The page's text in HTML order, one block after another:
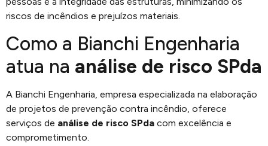
riscos de incêndios e prejuízos materiais.
Como a Bianchi Engenharia
atua na análise de risco SPda
A Bianchi Engenharia, empresa especializada na elaboração
de projetos de prevenção contra incêndio, oferece
serviços de análise de risco SPda com excelência e
comprometimento.